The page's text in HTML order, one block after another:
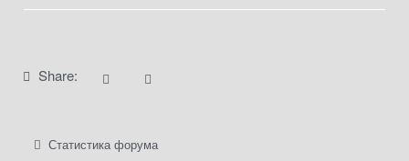
Share:
Статистика форума